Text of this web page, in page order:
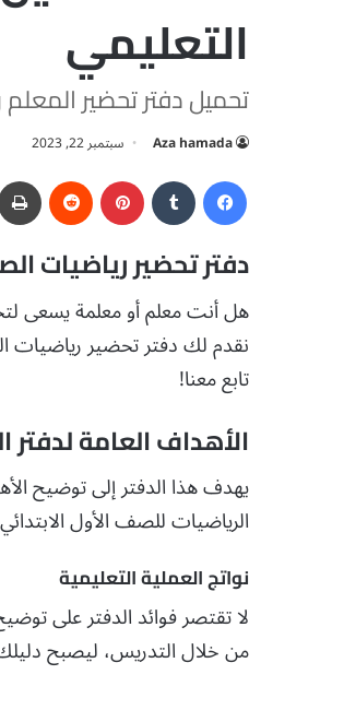
التعليمي
تحميل دفتر تحضير المعلم
Aza hamada سبتمبر 22, 2023
بينتيريست
دفتر تحضير رياضيات الصف
تابع معنا!
الأهداف العامة لدفتر
يهدف هذا الدفتر إلى توضيح
الرياضيات للصف الأول
نواتج العملية التعليمية
لا تقتصر فوائد الدفتر على
من خلال التدريس، ليصبح